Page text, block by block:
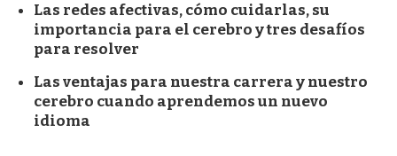
Las redes afectivas, cómo cuidarlas, su
importancia para el cerebro y tres desafíos
para resolver
Las ventajas para nuestra carrera y nuestro
cerebro cuando aprendemos un nuevo
idioma